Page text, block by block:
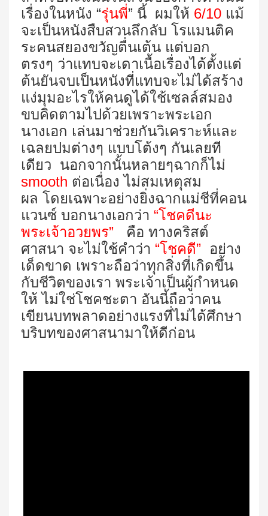
เรื่องในหนัง “รุ่นพี่” นี้ ผมให้ 6/10 แม้
จะเป็นหนังสืบสวนลึกลับ โรแมนติค
ระคนสยองขวัญตื่นเต้น แต่บอก
ตรงๆ ว่าแทบจะเดาเนื้อเรื่องได้ตั้งแต่
ต้นยันจบเป็นหนังที่แทบจะไม่ได้สร้าง
แง่มุมอะไรให้คนดูได้ใช้เซลล์สมอง
ขบคิดตามไปด้วยเพราะพระเอก
นางเอก เล่นมาช่วยกันวิเคราะห์และ
เฉลยปมต่างๆ แบบโต้งๆ กันเลยที
เดียว นอกจากนั้นหลายๆฉากก็ไม่
smooth ต่อเนื่อง ไม่สมเหตุสม
ผล โดยเฉพาะอย่างยิ่งฉากแม่ชีที่คอน
แวนซ์ บอกนางเอกว่า “โชคดีนะ
พระเจ้าอวยพร” คือ ทางคริสต์
ศาสนา จะไม่ใช้คำว่า “โชคดี” อย่าง
เด็ดขาด เพราะถือว่าทุกสิ่งที่เกิดขึ้น
กับชีวิตของเรา พระเจ้าเป็นผู้กำหนด
ให้ ไม่ใช่โชคชะตา อันนี้ถือว่าคน
เขียนบทพลาดอย่างแรงที่ไม่ได้ศึกษา
บริบทของศาสนามาให้ดีก่อน